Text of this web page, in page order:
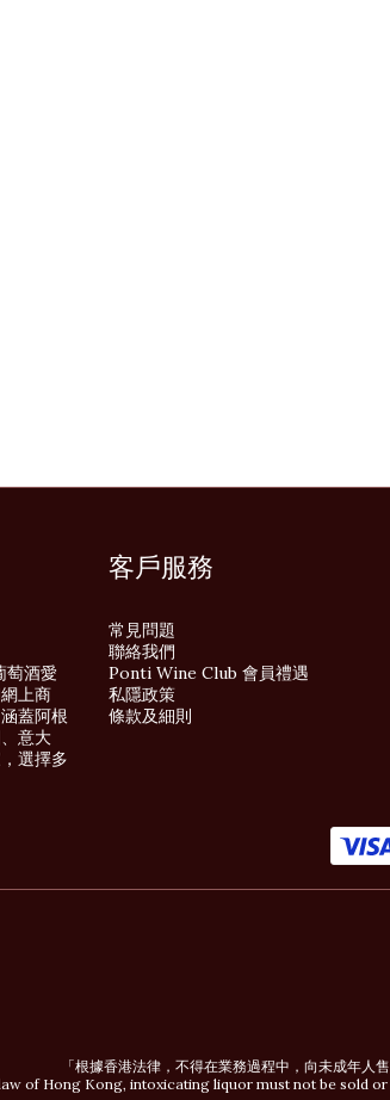
萄酒愛
上商
蓋阿根
意大
選擇多
客戶服務
常見問題
聯絡我們
Ponti Wine Club 會員禮遇
私隱政策
條款及細則
「根據香港法律，不得在業務過程中，向未成年人
of Hong Kong, intoxicating liquor must not be sold